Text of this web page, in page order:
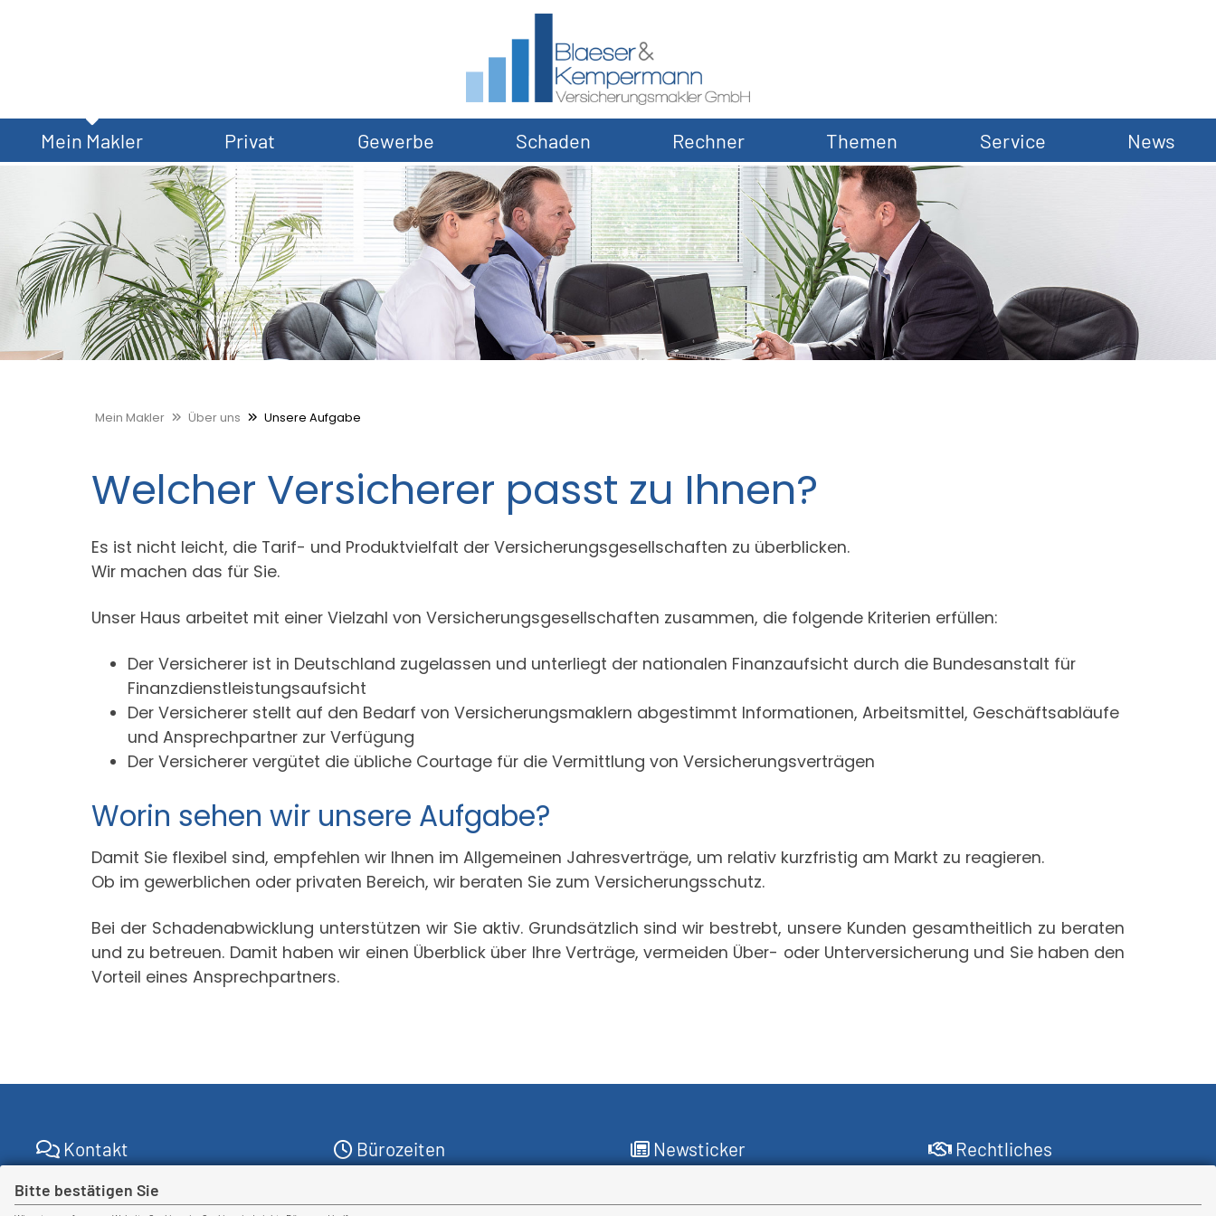
Bitte bestätigen Sie
Mein Makler Privat Gewerbe Schaden Rechner Themen Service News
Mein Makler Über uns Unsere Aufgabe
Welcher Versicherer passt zu Ihnen?
Es ist nicht leicht, die Tarif- und Produktvielfalt der Versicherungsgesellschaften zu überblicken.
Wir machen das für Sie.
Unser Haus arbeitet mit einer Vielzahl von Versicherungsgesellschaften zusammen, die folgende Kriterien erfüllen:
Der Versicherer ist in Deutschland zugelassen und unterliegt der nationalen Finanzaufsicht durch die Bundesanstalt für
Finanzdienstleistungsaufsicht
Der Versicherer stellt auf den Bedarf von Versicherungsmaklern abgestimmt Informationen, Arbeitsmittel, Geschäftsabläufe
und Ansprechpartner zur Verfügung
Der Versicherer vergütet die übliche Courtage für die Vermittlung von Versicherungsverträgen
Worin sehen wir unsere Aufgabe?
Damit Sie flexibel sind, empfehlen wir Ihnen im Allgemeinen Jahresverträge, um relativ kurzfristig am Markt zu reagieren.
Ob im gewerblichen oder privaten Bereich, wir beraten Sie zum Versicherungsschutz.
Bei der Schadenabwicklung unterstützen wir Sie aktiv. Grundsätzlich sind wir bestrebt, unsere Kunden gesamtheitlich zu beraten
und zu betreuen. Damit haben wir einen Überblick über Ihre Verträge, vermeiden Über- oder Unterversicherung und Sie haben den
Vorteil eines Ansprechpartners.
Kontakt
Versicherungsmakler GmbH
Bürozeiten
Wir sind für Sie da
Newsticker Rechtliches
Erstinformation